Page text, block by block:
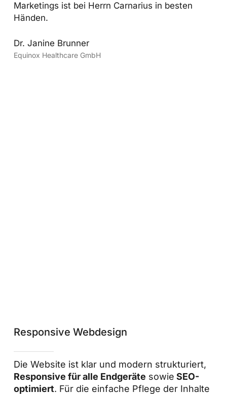
Marketings ist bei Herrn Carnarius in besten
Händen.
Dr. Janine Brunner
Equinox Healthcare GmbH
Responsive Webdesign
Die Website ist klar und modern strukturiert,
Responsive für alle Endgeräte sowie SEO-
optimiert. Für die einfache Pflege der Inhalte